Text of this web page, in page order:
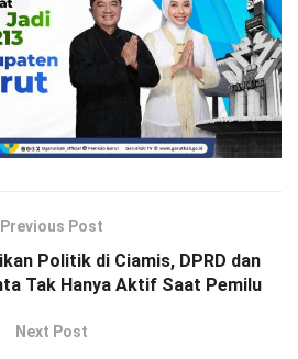
Previous Post
Politik di Ciamis, DPRD dan
Tak Hanya Aktif Saat Pemilu
Next Post